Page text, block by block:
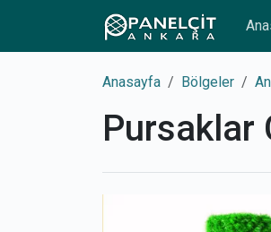
Anasayfa Bölgeler
Pursaklar